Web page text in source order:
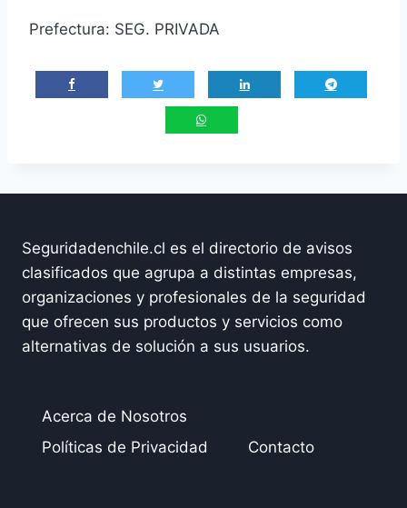
Prefectura: SEG. PRIVADA
Seguridadenchile.cl es el directorio de avisos
clasificados que agrupa a distintas empresas,
organizaciones y profesionales de la seguridad
que ofrecen sus productos y servicios como
alternativas de solución a sus usuarios.
Acerca de Nosotros
Políticas de Privacidad
Contacto